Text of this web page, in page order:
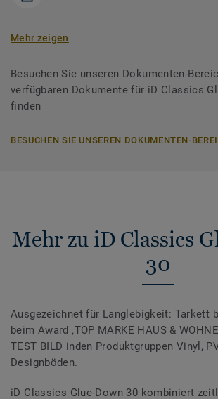
Mehr zeigen
Besuchen Sie unseren Dokumenten-
verfügbaren Dokumente für iD Classics
finden
BESUCHEN SIE UNSEREN DOKUMENTEN-
Mehr zu iD Classics
30
Ausgezeichnet für Langlebigkeit: Tarkett
beim Award ‚TOP MARKE HAUS &
TEST BILD inden Produktgruppen Vinyl,
Designböden.
iD Classics Glue-Down 30 kombiniert